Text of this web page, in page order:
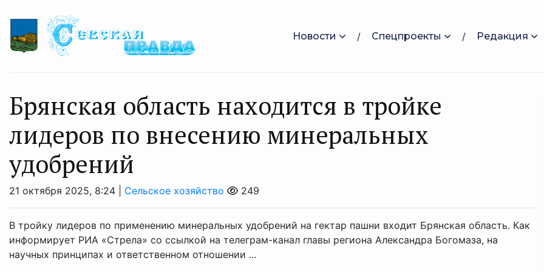
Новости Спецпроекты Редакция
Брянская область находится в тройке
лидеров по внесению минеральных
удобрений
21 октября 2025, 8:24 | Сельское хозяйство 249
В тройку лидеров по применению минеральных удобрений на гектар пашни входит Брянская область. Как
информирует РИА «Стрела» со ссылкой на телеграм-канал главы региона Александра Богомаза, на
научных принципах и ответственном отношении ...